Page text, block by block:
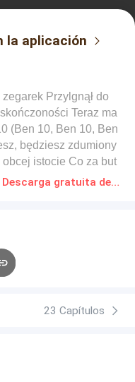
la aplicación
Przylgnął do
Teraz ma
(Ben 10, Ben 10, Ben
będziesz zdumiony
istocie Co za but
mocami będą
Nicholas Koriauti Novelas Online Descarga gratuita de PDF
23 Capítulos